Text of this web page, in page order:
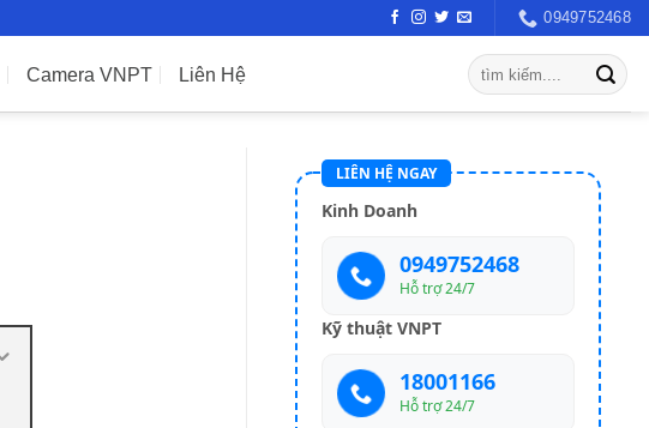
0949752468
Camera VNPT Liên Hệ
LIÊN HỆ NGAY
Kinh Doanh
0949752468
Hỗ trợ 24/7
Kỹ thuật VNPT
18001166
Hỗ trợ 24/7